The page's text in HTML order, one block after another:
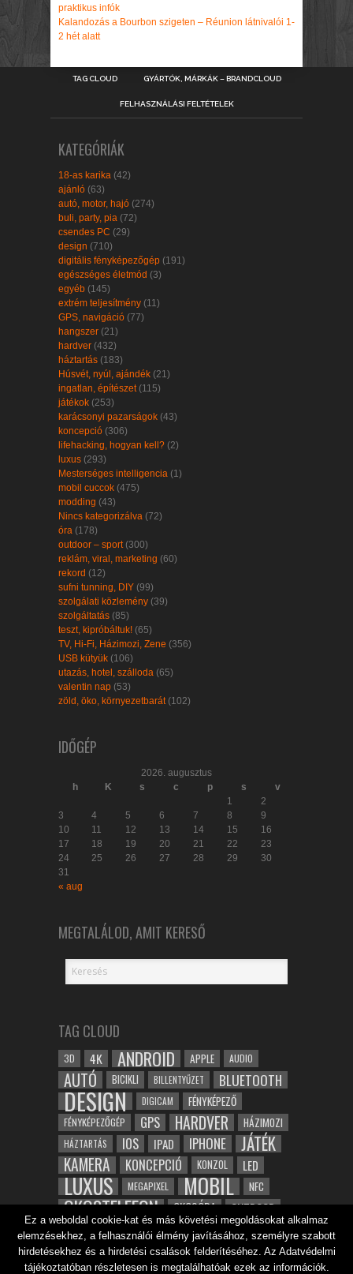
praktikus infók
Kalandozás a Bourbon szigeten – Réunion látnivalói 1-
2 hét alatt
TAG CLOUD GYÁRTÓK, MÁRKÁK – BRANDCLOUD
FELHASZNÁLÁSI FELTÉTELEK
KATEGÓRIÁK
18-as karika (42)
ajánló (63)
autó, motor, hajó (274)
buli, party, pia (72)
csendes PC (29)
design (710)
digitális fényképezőgép (191)
egészséges életmód (3)
egyéb (145)
extrém teljesítmény (11)
GPS, navigáció (77)
hangszer (21)
hardver (432)
háztartás (183)
Húsvét, nyúl, ajándék (21)
ingatlan, építészet (115)
játékok (253)
karácsonyi pazarságok (43)
koncepció (306)
lifehacking, hogyan kell? (2)
luxus (293)
Mesterséges intelligencia (1)
mobil cuccok (475)
modding (43)
Nincs kategorizálva (72)
óra (178)
outdoor – sport (300)
reklám, viral, marketing (60)
rekord (12)
sufni tunning, DIY (99)
szolgálati közlemény (39)
szolgáltatás (85)
teszt, kipróbáltuk! (65)
TV, Hi-Fi, Házimozi, Zene (356)
USB kütyük (106)
utazás, hotel, szálloda (65)
valentin nap (53)
zöld, öko, környezetbarát (102)
IDŐGÉP
2026. augusztus
h
K s c p s
v
1
2
3
4 5 6 7 8
9
10
11 12 13 14 15
16
17
18 19 20 21 22
23
24
25 26 27 28 29
30
31
« aug
MEGTALÁLOD, AMIT KERESŐ
TAG CLOUD
3D 4K ANDROID APPLE AUDIO
AUTÓ BICIKLI BILLENTYŰZET BLUETOOTH
DESIGN DIGICAM FÉNYKÉPEZŐ
FÉNYKÉPEZŐGÉP GPS HARDVER HÁZIMOZI
HÁZTARTÁS IOS IPAD IPHONE JÁTÉK
KAMERA KONCEPCIÓ KONZOL LED
LUXUS MEGAPIXEL MOBIL NFC
OKOSTELEFON OKOSÓRA OUTDOOR
ROBOT SAMSUNG SPORT TABLET
TESZT VIDEÓ VÍZÁLLÓ WIFI ZENE ZÖLD
Ez a weboldal cookie-kat és más követési megoldásokat alkalmaz
elemzésekhez, a felhasználói élmény javításához, személyre szabott
hirdetésekhez és a hirdetési csalások felderítéséhez. Az Adatvédelmi
tájékoztatóban részletesen is megtalálhatóak ezek az információk.